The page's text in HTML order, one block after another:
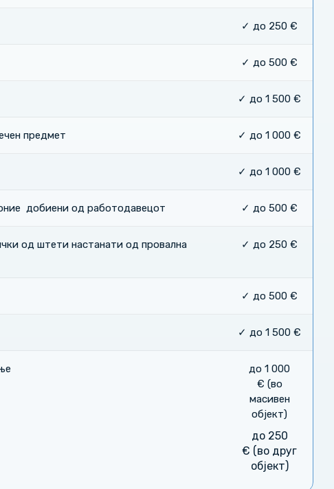
✓ до 250 €
✓ до 500 €
✓ до 1 500 €
предмет ✓ до 1 000 €
✓ до 1 000 €
добиени од работодавецот ✓ до 500 €
од штети настанати од провална
✓ до 250 €
✓ до 500 €
✓ до 1 500 €
до 1 000
€ (во
масивен
објект)
до 250
€ (во друг
објект)